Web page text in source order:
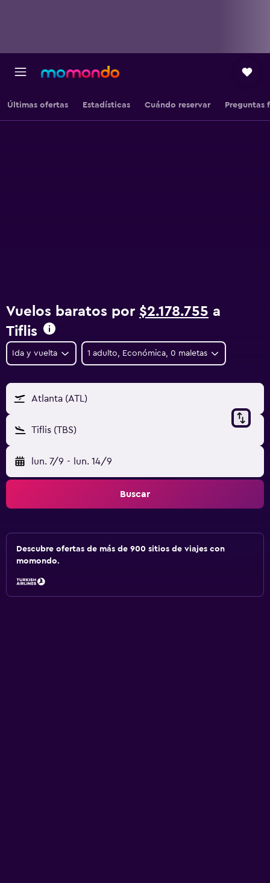
Últimas ofertas Estadísticas Cuándo reservar Preguntas
Vuelos baratos por $2.178.755 a
Tiflis
Ida y vuelta 1 adulto, Económica, 0 maletas
Atlanta (ATL)
Tiflis (TBS)
lun. 7/9 - lun. 14/9
Buscar
Descubre ofertas de más de 900 sitios de viajes con
momondo.